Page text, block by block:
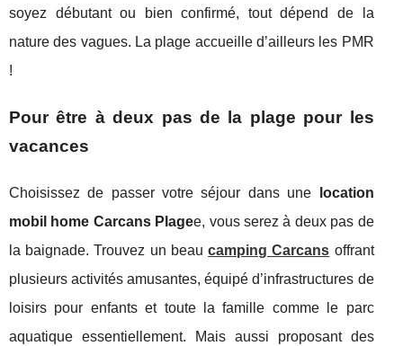
soyez débutant ou bien confirmé, tout dépend de la
nature des vagues. La plage accueille d’ailleurs les PMR
!
Pour être à deux pas de la plage pour les
vacances
Choisissez de passer votre séjour dans une
location
mobil home Carcans Plagee, vous serez à deux pas de
la baignade. Trouvez un beaucamping Carcans offrant
plusieurs activités amusantes, équipé d’infrastructures de
loisirs pour enfants et toute la famille comme le parc
aquatique essentiellement. Mais aussi proposant des